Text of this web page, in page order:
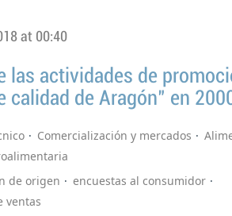
at 00:40
las actividades de
calidad de Aragón" en
Comercialización y mercados
de origen
encuestas al consumidor
ventas